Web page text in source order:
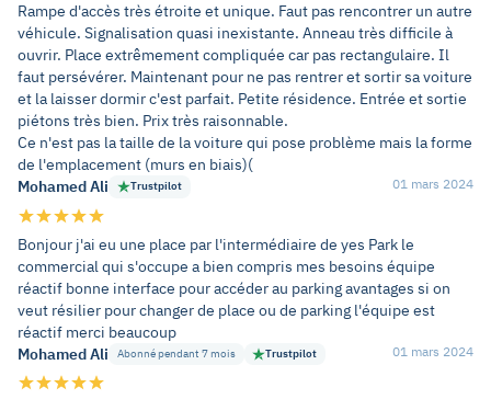
Rampe d'accès très étroite et unique. Faut pas rencontrer un autre
véhicule. Signalisation quasi inexistante. Anneau très difficile à
ouvrir. Place extrêmement compliquée car pas rectangulaire. Il
faut persévérer. Maintenant pour ne pas rentrer et sortir sa voiture
et la laisser dormir c'est parfait. Petite résidence. Entrée et sortie
piétons très bien. Prix très raisonnable.
Ce n'est pas la taille de la voiture qui pose problème mais la forme
de l'emplacement (murs en biais)(
Mohamed Ali
Trustpilot 01 mars 2024
Bonjour j'ai eu une place par l'intermédiaire de yes Park le
commercial qui s'occupe a bien compris mes besoins équipe
réactif bonne interface pour accéder au parking avantages si on
veut résilier pour changer de place ou de parking l'équipe est
réactif merci beaucoup
Mohamed Ali
Abonné pendant 7 mois Trustpilot 01 mars 2024